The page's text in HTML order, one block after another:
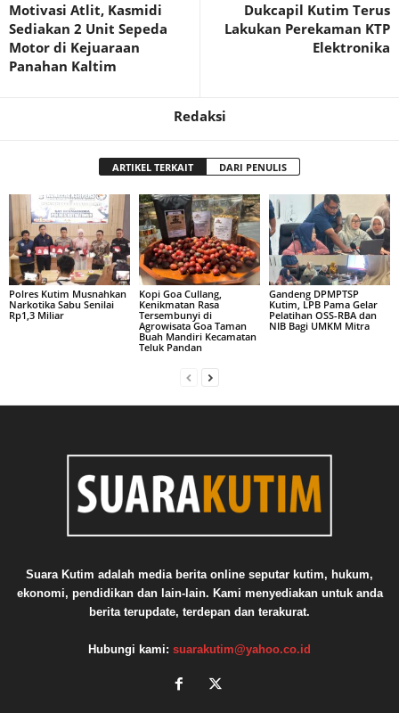
Motivasi Atlit, Kasmidi
Sediakan 2 Unit Sepeda
Motor di Kejuaraan
Panahan Kaltim
Dukcapil Kutim Terus
Lakukan Perekaman KTP
Elektronika
Redaksi
ARTIKEL TERKAIT DARI PENULIS
Polres Kutim Musnahkan
Narkotika Sabu Senilai
Rp1,3 Miliar
Kopi Goa Cullang,
Kenikmatan Rasa
Tersembunyi di
Agrowisata Goa Taman
Buah Mandiri Kecamatan
Teluk Pandan
Gandeng DPMPTSP
Kutim, LPB Pama Gelar
Pelatihan OSS-RBA dan
NIB Bagi UMKM Mitra
Suara Kutim adalah media berita online seputar kutim, hukum,
ekonomi, pendidikan dan lain-lain. Kami menyediakan untuk anda
berita terupdate, terdepan dan terakurat.
Hubungi kami: suarakutim@yahoo.co.id